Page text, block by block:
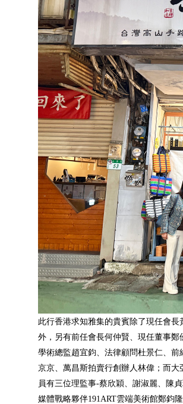
此行香港求知雅集的貴賓除了現任會
外，另有前任會長何仲賢、現任董事
學術總監趙宜鈞、法律顧問杜景仁、
京京、萬昌斯拍賣行創辦人林偉；而
員有三位理監事-蔡欣穎、謝淑麗、陳
媒體戰略夥伴191ART雲端美術館鄭鈞